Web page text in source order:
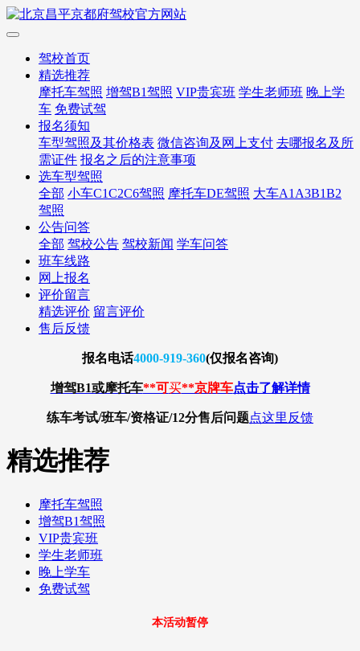
驾校首页
精选推荐
摩托车驾照 增驾B1驾照 VIP贵宾班 学生老师班 晚上学
车 免费试驾
报名须知
车型驾照及其价格表 微信咨询及网上支付 去哪报名及所
需证件 报名之后的注意事项
选车型驾照
全部 小车C1C2C6驾照 摩托车DE驾照 大车A1A3B1B2
驾照
公告问答
全部 驾校公告 驾校新闻 学车问答
班车线路
网上报名
评价留言
精选评价 留言评价
售后反馈
报名电话4000-919-360(仅报名咨询)
增驾B1或摩托车**可买**京牌车点击了解详情
练车考试/班车/资格证/12分售后问题点这里反馈
精选推荐
摩托车驾照
增驾B1驾照
VIP贵宾班
学生老师班
晚上学车
免费试驾
本活动暂停